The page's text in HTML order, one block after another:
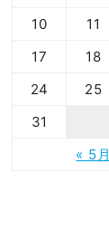
« 5月
10
11
17
18
24
25
31